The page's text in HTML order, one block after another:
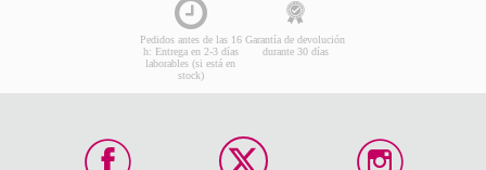
Pedidos antes de las 16
h: Entrega en 2-3 días
laborables (si está en
stock)
Garantía de devolución
durante 30 días